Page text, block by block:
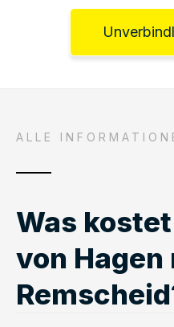
ALLE
Was
von Hagen